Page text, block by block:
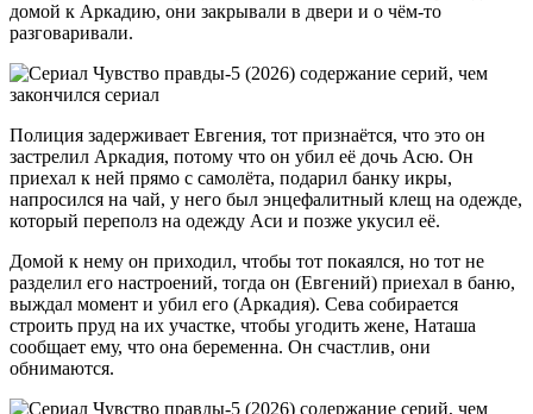
домой к Аркадию, они закрывали в двери и о чём-то
разговаривали.
Полиция задерживает Евгения, тот признаётся, что это он
застрелил Аркадия, потому что он убил её дочь Асю. Он
приехал к ней прямо с самолёта, подарил банку икры,
напросился на чай, у него был энцефалитный клещ на одежде,
который переполз на одежду Аси и позже укусил её.
Домой к нему он приходил, чтобы тот покаялся, но тот не
разделил его настроений, тогда он (Евгений) приехал в баню,
выждал момент и убил его (Аркадия). Сева собирается
строить пруд на их участке, чтобы угодить жене, Наташа
сообщает ему, что она беременна. Он счастлив, они
обнимаются.